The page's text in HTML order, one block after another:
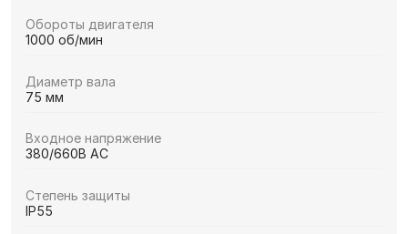
Обороты двигателя
1000 об/мин
Диаметр вала
75 мм
Входное напряжение
380/660В AC
Степень защиты
IP55